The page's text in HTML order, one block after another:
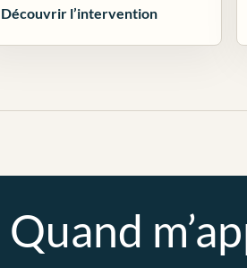
Découvrir l’intervention
Quand